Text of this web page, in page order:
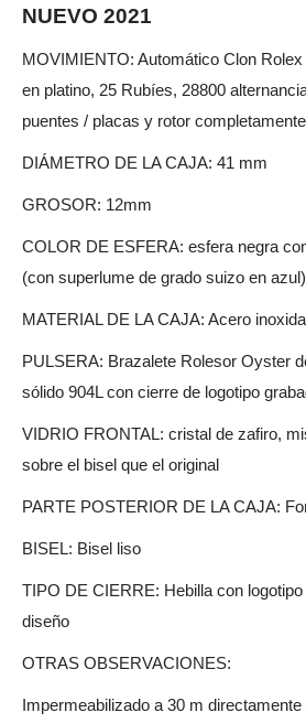
NUEVO 2021
MOVIMIENTO: Automático Clon
en platino, 25 Rubíes, 28800
puentes / placas y rotor
DIÁMETRO DE LA CAJA: 41 mm
GROSOR: 12mm
COLOR DE ESFERA: esfera negra
(con superlume de grado suizo en azul)
MATERIAL DE LA CAJA: Acero
PULSERA: Brazalete Rolesor Oyster
sólido 904L con cierre de logotipo
VIDRIO FRONTAL: cristal de zafiro,
sobre el bisel que el original
PARTE POSTERIOR DE LA CAJA:
BISEL: Bisel liso
TIPO DE CIERRE: Hebilla con
diseño
OTRAS OBSERVACIONES:
Impermeabilizado a 30 m directamente